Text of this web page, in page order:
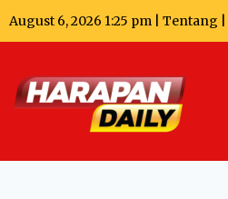
August 6, 2026 1:25 pm | Tentang